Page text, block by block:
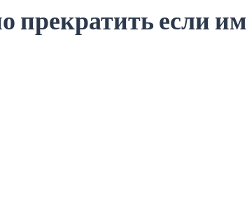
прекратить если им